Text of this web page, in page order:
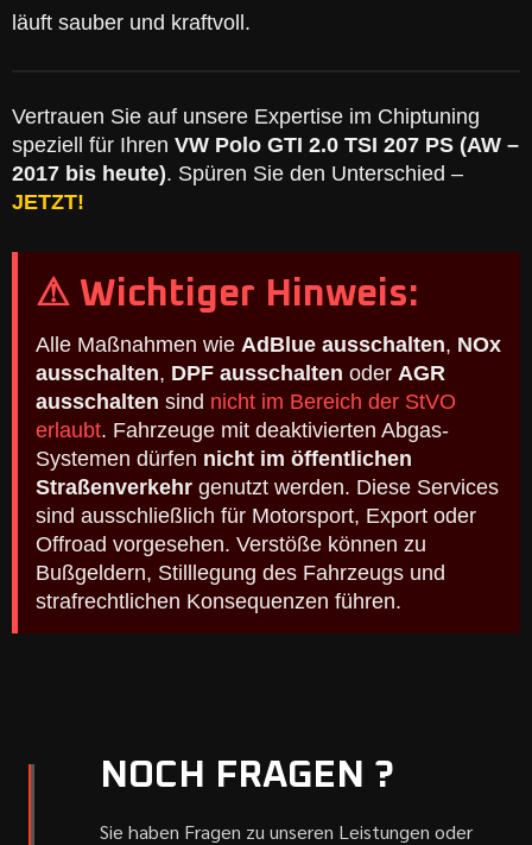
läuft sauber und kraftvoll.
Vertrauen Sie auf unsere Expertise im Chiptuning
speziell für Ihren VW Polo GTI 2.0 TSI 207 PS (AW –
2017 bis heute). Spüren Sie den Unterschied –
JETZT!
⚠ Wichtiger Hinweis:
Alle Maßnahmen wie AdBlue ausschalten, NOx
ausschalten, DPF ausschalten oder AGR
ausschalten sind nicht im Bereich der StVO
erlaubt. Fahrzeuge mit deaktivierten Abgas-
Systemen dürfen nicht im öffentlichen
Straßenverkehr genutzt werden. Diese Services
sind ausschließlich für Motorsport, Export oder
Offroad vorgesehen. Verstöße können zu
Bußgeldern, Stilllegung des Fahrzeugs und
strafrechtlichen Konsequenzen führen.
NOCH FRAGEN ?
Sie haben Fragen zu unseren Leistungen oder